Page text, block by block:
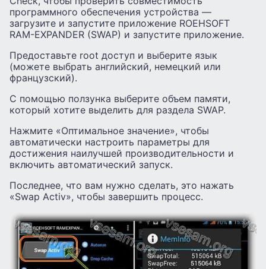
программного обеспечения устройства —
загрузите и запустите приложение ROEHSOFT
RAM-EXPANDER (SWAP) и запустите приложение.
Предоставьте root доступ и выберите язык
(можете выбрать английский, немецкий или
французский).
С помощью ползунка выберите объем памяти,
который хотите выделить для раздела SWAP.
Нажмите «Оптимальное значение», чтобы
автоматически настроить параметры для
достижения наилучшей производительности и
включить автоматический запуск.
Последнее, что вам нужно сделать, это нажать
«Swap Activ», чтобы завершить процесс.